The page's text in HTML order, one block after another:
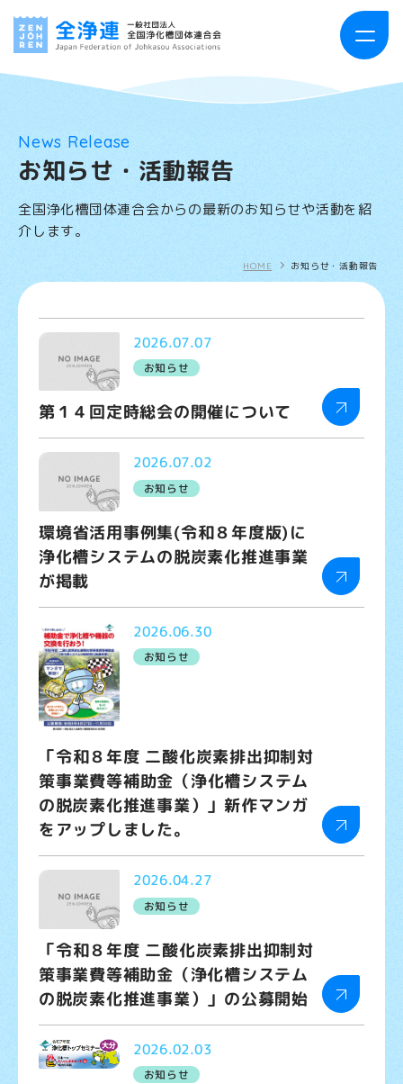
HOME
お知らせ・活動報告
全浄連について
事業案内
出版物案内
お問い合わせ
News Release
お知らせ・活動報告
全国浄化槽団体連合会からの最新のお知らせや活動を紹
介します。
HOME お知らせ・活動報告
2026.07.07
お知らせ
第１４回定時総会の開催について
2026.07.02
お知らせ
環境省活用事例集(令和８年度版)に
浄化槽システムの脱炭素化推進事業
が掲載
2026.06.30
お知らせ
「令和８年度 二酸化炭素排出抑制対
策事業費等補助金（浄化槽システム
の脱炭素化推進事業）」新作マンガ
をアップしました。
2026.04.27
お知らせ
「令和８年度 二酸化炭素排出抑制対
策事業費等補助金（浄化槽システム
の脱炭素化推進事業）」の公募開始
2026.02.03
お知らせ